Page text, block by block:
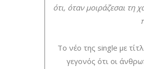
ότι, όταν μοιράζεσαι τη
Το νέο της single με
γεγονός ότι οι